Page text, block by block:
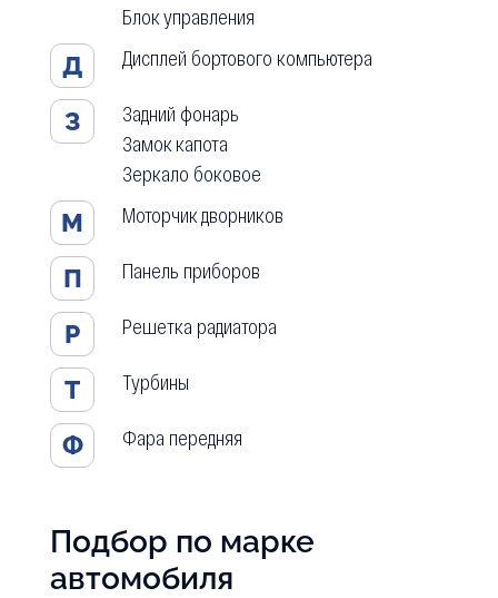
Блок управления
Д Дисплей бортового компьютера
З
Задний фонарь
Замок капота
Зеркало боковое
М Моторчик дворников
П Панель приборов
Р Решетка радиатора
Т Турбины
Ф Фара передняя
Подбор по марке
автомобиля